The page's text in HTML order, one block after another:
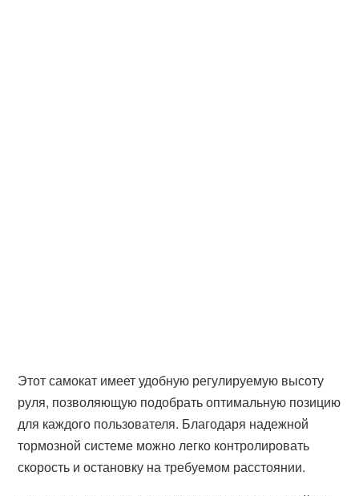
Этот самокат имеет удобную регулируемую высоту
руля, позволяющую подобрать оптимальную позицию
для каждого пользователя. Благодаря надежной
тормозной системе можно легко контролировать
скорость и остановку на требуемом расстоянии.